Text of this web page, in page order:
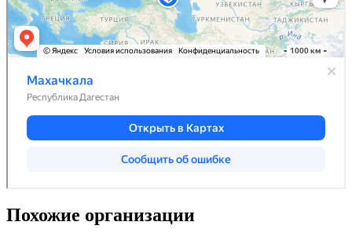
Похожие организации